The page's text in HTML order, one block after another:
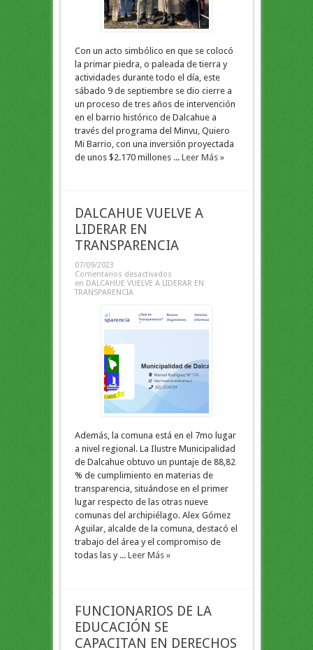
Con un acto simbólico en que se colocó
la primar piedra, o paleada de tierra y
actividades durante todo el día, este
sábado 9 de septiembre se dio cierre a
un proceso de tres años de intervención
en el barrio histórico de Dalcahue a
través del programa del Minvu, Quiero
Mi Barrio, con una inversión proyectada
de unos $2.170 millones ... Leer Más »
DALCAHUE VUELVE A
LIDERAR EN
TRANSPARENCIA
07/09/2023
Comentarios desactivados
en DALCAHUE VUELVE A LIDERAR EN
TRANSPARENCIA
Además, la comuna está en el 7mo lugar
a nivel regional. La Ilustre Municipalidad
de Dalcahue obtuvo un puntaje de 88,82
% de cumplimiento en materias de
transparencia, situándose en el primer
lugar respecto de las otras nueve
comunas del archipiélago. Alex Gómez
Aguilar, alcalde de la comuna, destacó el
trabajo del área y el compromiso de
todas las y ... Leer Más »
FUNCIONARIOS DE LA
EDUCACIÓN SE
CAPACITAN EN DERECHOS